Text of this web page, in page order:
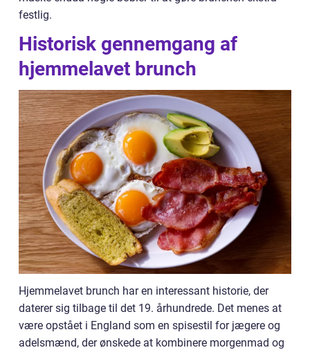
festlig.
Historisk gennemgang af
hjemmelavet brunch
Hjemmelavet brunch har en interessant historie, der
daterer sig tilbage til det 19. århundrede. Det menes at
være opstået i England som en spisestil for jægere og
adelsmænd, der ønskede at kombinere morgenmad og